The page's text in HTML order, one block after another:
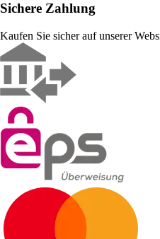
Sichere Zahlung
Kaufen Sie sicher auf unserer